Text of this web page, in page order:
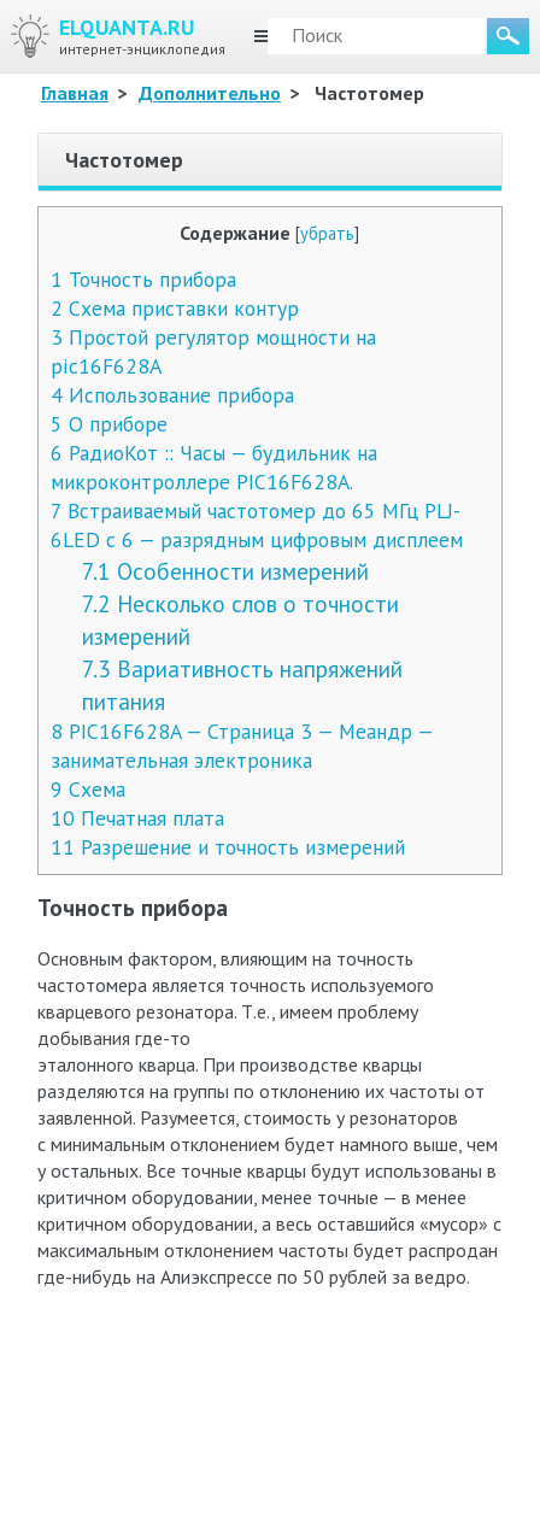
ELQUANTA.RU
интернет-энциклопедия
МЕНЮ
Главная > Дополнительно > Частотомер
Частотомер
Содержание [убрать]
1 Точность прибора
2 Схема приставки контур
3 Простой регулятор мощности на
pic16F628A
4Использование прибора
5 О приборе
6 РадиоКот :: Часы — будильник на
микроконтроллере PIC16F628A.
7 Встраиваемый частотомер до 65 МГц PLJ-
6LED с 6 — разрядным цифровым дисплеем
7.1 Особенности измерений
7.2 Несколько слов о точности
измерений
7.3 Вариативность напряжений
питания
8 PIC16F628A — Страница 3 — Меандр —
занимательная электроника
9 Схема
10Печатная плата
11 Разрешение и точность измерений
Точность прибора
Основным фактором, влияющим на точность
частотомера является точность используемого
кварцевого резонатора. Т.е., имеем проблему
добывания где-то
эталонного кварца. При производстве кварцы
разделяются на группы по отклонению их частоты от
заявленной. Разумеется, стоимость у резонаторов
с минимальным отклонением будет намного выше, чем
у остальных. Все точные кварцы будут использованы в
критичном оборудовании, менее точные — в менее
критичном оборудовании, а весь оставшийся «мусор» с
максимальным отклонением частоты будет распродан
где-нибудь на Алиэкспрессе по 50 рублей за ведро.